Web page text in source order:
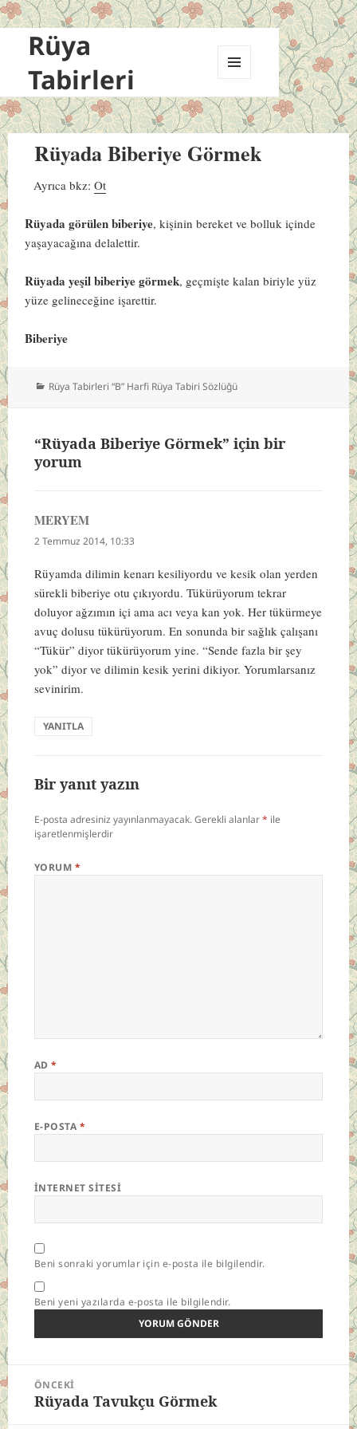
Rüya
Tabirleri
VE
BILEŞENLER
Rüyada Biberiye Görmek
Ayrıca bkz:Ot
Rüyada görülen biberiye, kişinin bereket ve bolluk içinde
yaşayacağına delalettir.
Rüyada yeşil biberiye görmek, geçmişte kalan biriyle yüz
yüze gelineceğine işarettir.
Biberiye
Kategoriler
Rüya Tabirleri “B” Harfi Rüya Tabiri Sözlüğü
“Rüyada Biberiye Görmek” için bir
yorum
MERYEMdedi
ki:
2 Temmuz 2014, 10:33
Rüyamda dilimin kenarı kesiliyordu ve kesik olan yerden
sürekli biberiye otu çıkıyordu. Tükürüyorum tekrar
doluyor ağzımın içi ama acı veya kan yok. Her tükürmeye
avuç dolusu tükürüyorum. En sonunda bir sağlık çalışanı
“Tükür” diyor tükürüyorum yine. “Sende fazla bir şey
yok” diyor ve dilimin kesik yerini dikiyor. Yorumlarsanız
sevinirim.
YANITLA
Bir yanıt yazın
E-posta adresiniz yayınlanmayacak.Gerekli alanlar* ile
işaretlenmişlerdir
YORUM *
AD*
E-POSTA *
İNTERNET SITESI
Beni sonraki yorumlar için e-posta ile bilgilendir.
Beni yeni yazılarda e-posta ile bilgilendir.
Yazı
gezinmesi
ÖNCEKI
Önceki
Rüyada Tavukçu Görmek